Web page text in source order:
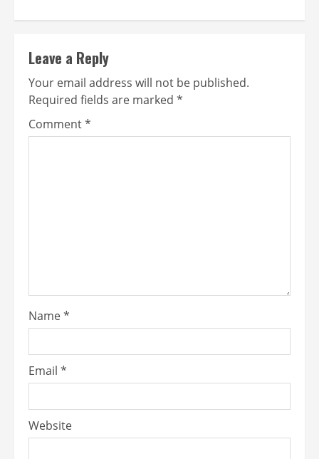
Leave a Reply
Your email address will not be published.
Required fields are marked *
Comment*
Name*
Email *
Website